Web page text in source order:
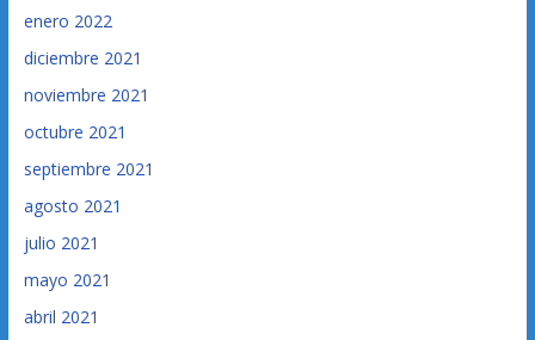
enero 2022
diciembre 2021
noviembre 2021
octubre 2021
septiembre 2021
agosto 2021
julio 2021
mayo 2021
abril 2021